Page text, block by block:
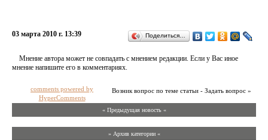
03 марта 2010 г. 13:39 Поделиться…
Мнение автора может не совпадать с мнением редакции. Если у Вас иное
мнение напишите его в комментариях.
Возник вопрос по теме статьи - Задать вопрос »
comments powered by
HyperComments
« Предыдущая новость «
» Архив категории «